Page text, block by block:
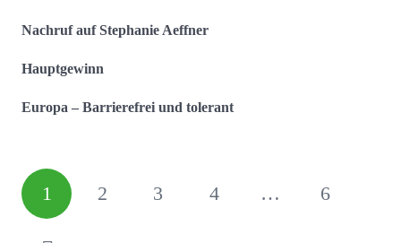
Nachruf auf Stephanie Aeffner
Hauptgewinn
Europa – Barrierefrei und tolerant
1 2 3 4 … 6